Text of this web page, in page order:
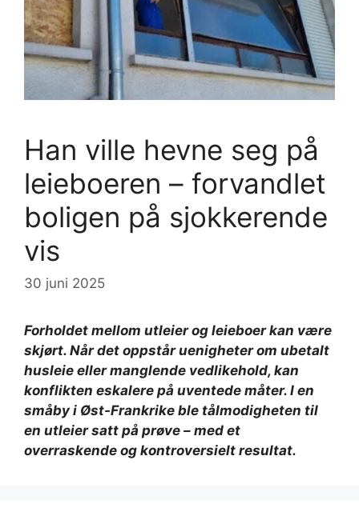
Han ville hevne seg på
leieboeren – forvandlet
boligen på sjokkerende
vis
30 juni 2025
Forholdet mellom utleier og leieboer kan være
skjørt. Når det oppstår uenigheter om ubetalt
husleie eller manglende vedlikehold, kan
konflikten eskalere på uventede måter. I en
småby i Øst-Frankrike ble tålmodigheten til
en utleier satt på prøve – med et
overraskende og kontroversielt resultat.